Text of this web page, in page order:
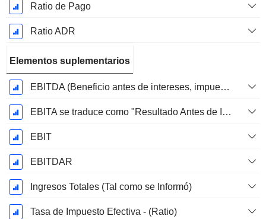
Ratio de Pago
Ratio ADR
Elementos suplementarios
EBITDA (Beneficio antes de intereses, impuestos, depreciación y amortización)
EBITA se traduce como "Resultado Antes de Intereses, Impuestos y Amortizaciones" en español.
EBIT
EBITDAR
Ingresos Totales (Tal como se Informó)
Tasa de Impuesto Efectiva - (Ratio)